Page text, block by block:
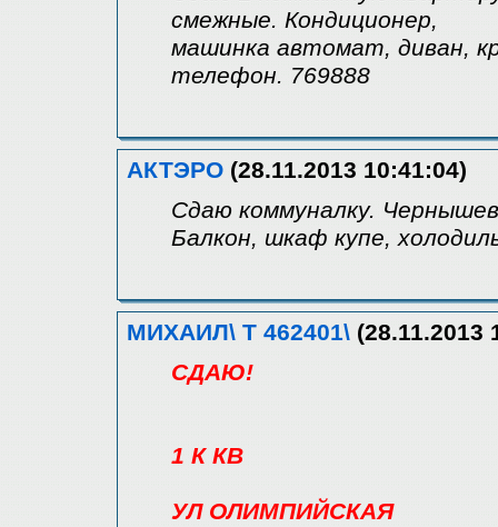
смежные. Кондиционер,
машинка автомат, диван,
телефон. 769888
АКТЭРО (28.11.2013 10:41:04)
Сдаю коммуналку.
Балкон, шкаф купе,
МИХАИЛ\ Т 462401\ (28.11.2013
СДАЮ!
1 К КВ
УЛ ОЛИМПИЙСКАЯ